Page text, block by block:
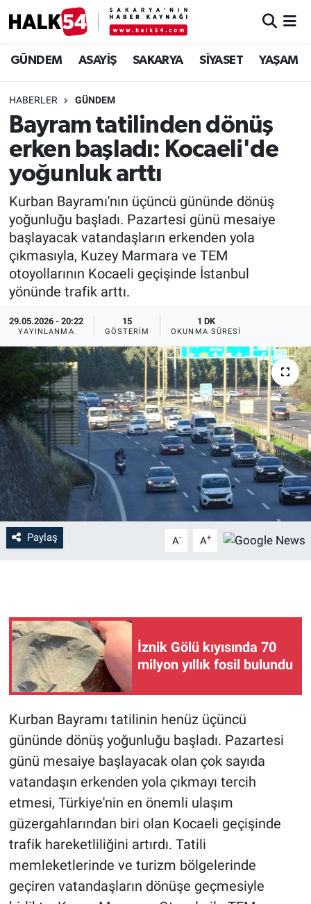
GÜNDEM ASAYİŞ SAKARYA SİYASET YAŞAM
HABERLER GÜNDEM
Bayram tatilinden dönüş
erken başladı: Kocaeli'de
yoğunluk arttı
Kurban Bayramı'nın üçüncü gününde dönüş
yoğunluğu başladı. Pazartesi günü mesaiye
başlayacak vatandaşların erkenden yola
çıkmasıyla, Kuzey Marmara ve TEM
otoyollarının Kocaeli geçişinde İstanbul
yönünde trafik arttı.
29.05.2026 - 20:22
YAYINLANMA
15
GÖSTERIM
1 DK
OKUNMA SÜRESI
Paylaş A- A+
İznik Gölü kıyısında 70
milyon yıllık fosil bulundu
Kurban Bayramı tatilinin henüz üçüncü
gününde dönüş yoğunluğu başladı. Pazartesi
günü mesaiye başlayacak olan çok sayıda
vatandaşın erkenden yola çıkmayı tercih
etmesi, Türkiye'nin en önemli ulaşım
güzergahlarından biri olan Kocaeli geçişinde
trafik hareketliliğini artırdı. Tatili
memleketlerinde ve turizm bölgelerinde
geçiren vatandaşların dönüşe geçmesiyle
GÜNDEM
YAŞAM
SAKARYA
SİYASET
EKONOMİ
SOKAK RÖPORTAJLARI
SPOR
EĞİTİM
MAGAZİN
ÖZEL HABER
HALK54 PANORAMA
Adapazarı Nöbetçi Eczaneler
Adapazarı Trafik Yoğunluk Haritası
Süper Lig Puan Durumu ve Fikstür
Tüm Manşetler
Son Dakika Haberleri
Haber Arşivi